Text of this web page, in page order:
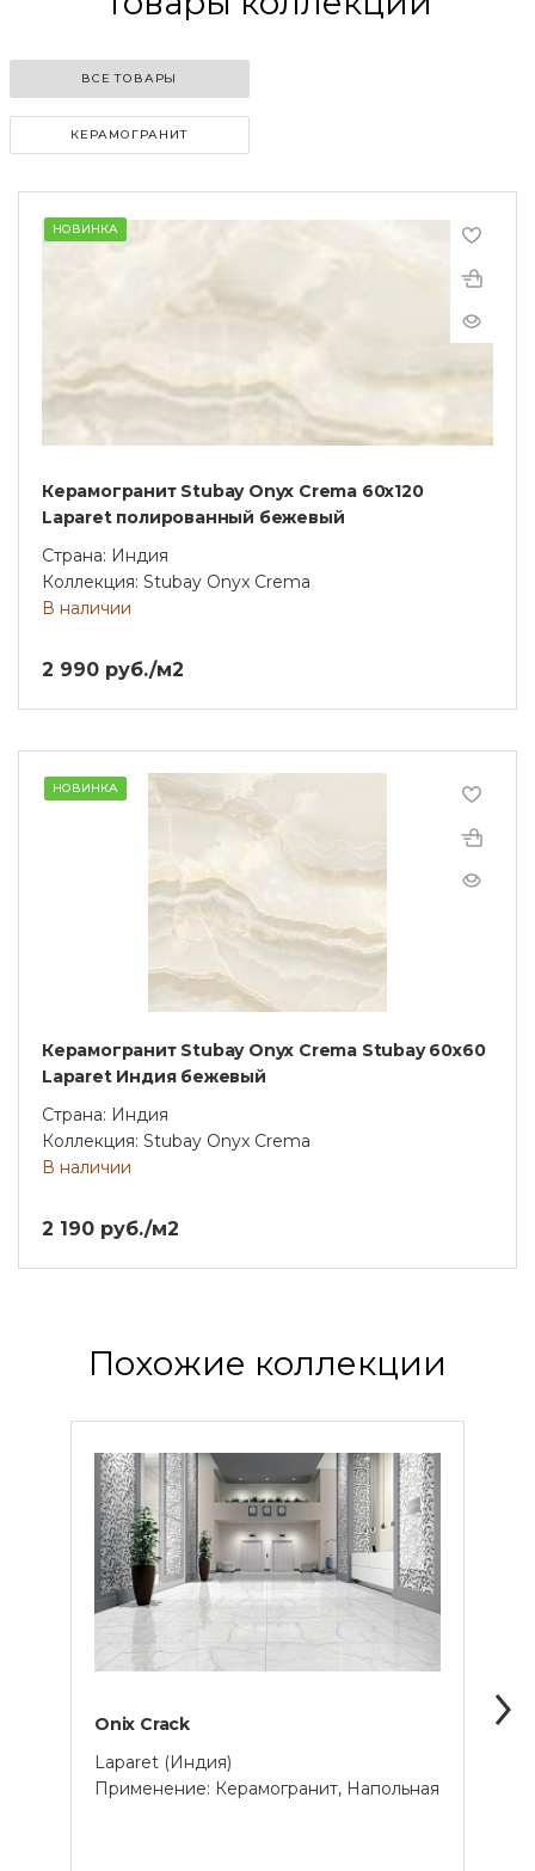
ВСЕ ТОВАРЫ
КЕРАМОГРАНИТ
НОВИНКА
Керамогранит Stubay Onyx Crema 60х120
Laparet полированный бежевый
Страна: Индия
Коллекция: Stubay Onyx Crema
В наличии
2 990 руб./м2
НОВИНКА
Керамогранит Stubay Onyx Crema Stubay 60x60
Laparet Индия бежевый
Страна: Индия
Коллекция: Stubay Onyx Crema
В наличии
2 190 руб./м2
Похожие коллекции
Oniх Crack
Laparet (Индия)
Применение: Керамогранит, Напольная